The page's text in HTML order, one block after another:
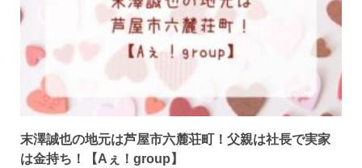
末澤誠也の地元は芦屋市六麓荘町！父親は社長で実家
は金持ち！【Aぇ！group】